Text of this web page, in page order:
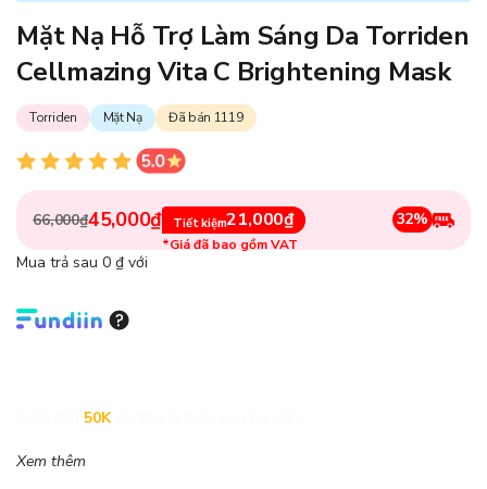
Mặt Nạ Hỗ Trợ Làm Sáng Da Torriden
Cellmazing Vita C Brightening Mask
Torriden Mặt Nạ Đã bán 1119
66,000₫45,000₫ Tiết kiệm21,000₫
*Giá đã bao gồm VAT
32%
Mua trả sau 0 ₫ với
50K
Xem thêm